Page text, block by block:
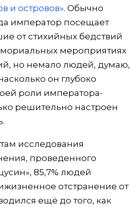
и островов». Обычно
император посещает
от стихийных бедствий
мероприятиях
но немало людей, думаю,
он глубоко
роли императора-
решительно настроен
исследования
проведенного
85,7% людей
отстранение от
ещё до того, как